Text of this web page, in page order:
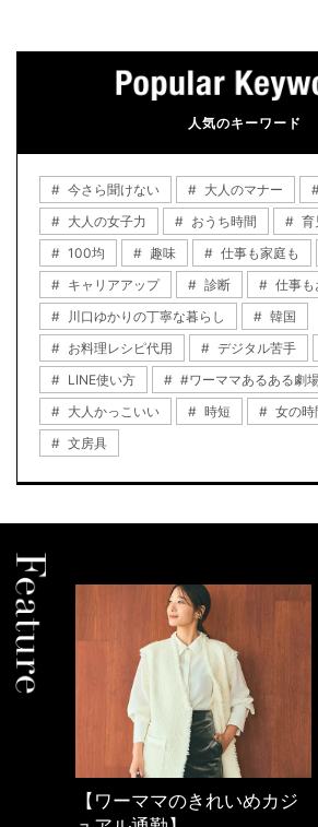
人気のキーワード
今さら聞けない 大人のマナー
大人の女子力
おうち時間 育
100均
趣味 仕事も家庭も
キャリアアップ
診断
仕事も
川口ゆかりの丁寧な暮らし
韓国
お料理レシピ代用
デジタル苦手
LINE使い方
#ワーママあるある劇
大人かっこいい
時短 女の時
文房具
きれいめカジ
働く女性のバッグ